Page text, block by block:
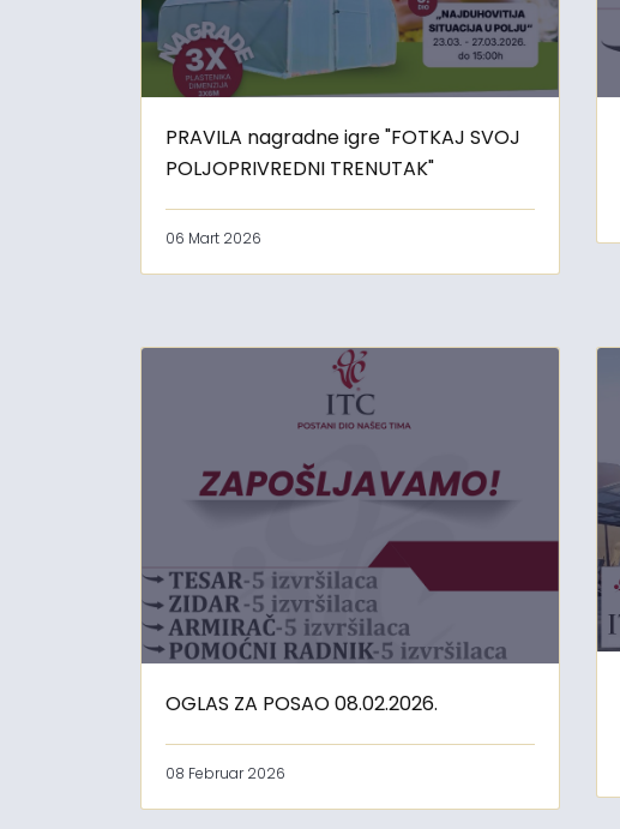
PRAVILA nagradne igre "FOTKAJ SVOJ
POLJOPRIVREDNI TRENUTAK"
06 Mart 2026
OGLAS ZA POSAO 08.02.2026.
08 Februar 2026